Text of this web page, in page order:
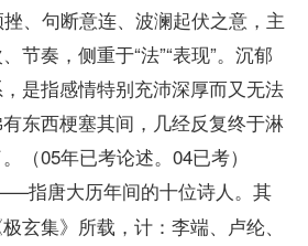
挫、句断意连、波澜起伏之意，主
节奏，侧重于“法”“表现”。沉郁
是指感情特别充沛深厚而又无法
东西梗塞其间，几经反复终于淋
（05年已考论述。04已考）
指唐大历年间的十位诗人。其
玄集》所载，计：李端、卢纶、